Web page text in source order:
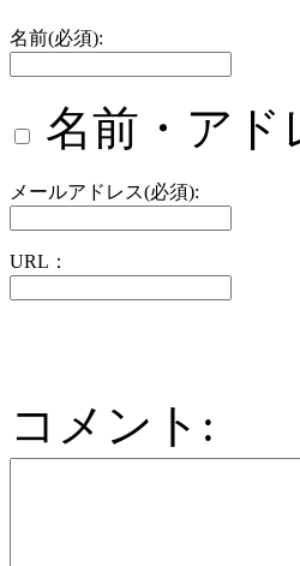
名前(必須):
名前・アド
メールアドレス(必須):
URL：
コメント: